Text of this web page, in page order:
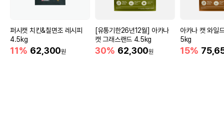
퍼시캣 치킨&칠면조 레시피
4.5kg
11% 62,300원
[유통기한26년12월] 아카나
캣 그래스랜드 4.5kg
30% 62,300원
아카나 캣 와일
5kg
15%